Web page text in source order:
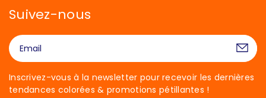
Suivez-nous
Inscrivez-vous à la newsletter pour recevoir les dernières
tendances colorées & promotions pétillantes !